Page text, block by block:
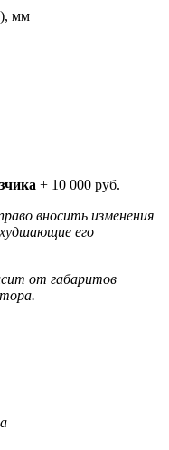
мм
+ 10 000 руб.
вносить изменения
его
от габаритов